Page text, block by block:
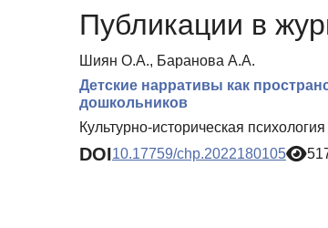
Публикации в
Шиян О.А., Баранова А.А.
Детские нарративы как
дошкольников
Культурно-историческая психология
DOI10.17759/chp.2022180105